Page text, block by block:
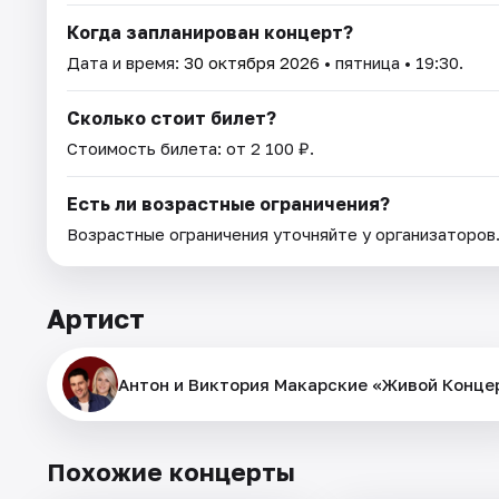
Когда запланирован концерт?
Дата и время: 30 октября 2026 • пятница • 19:30.
Сколько стоит билет?
Стоимость билета: от 2 100 ₽.
Есть ли возрастные ограничения?
Возрастные ограничения уточняйте у организаторов.
Артист
Антон и Виктория Макарские «Живой
Похожие концерты